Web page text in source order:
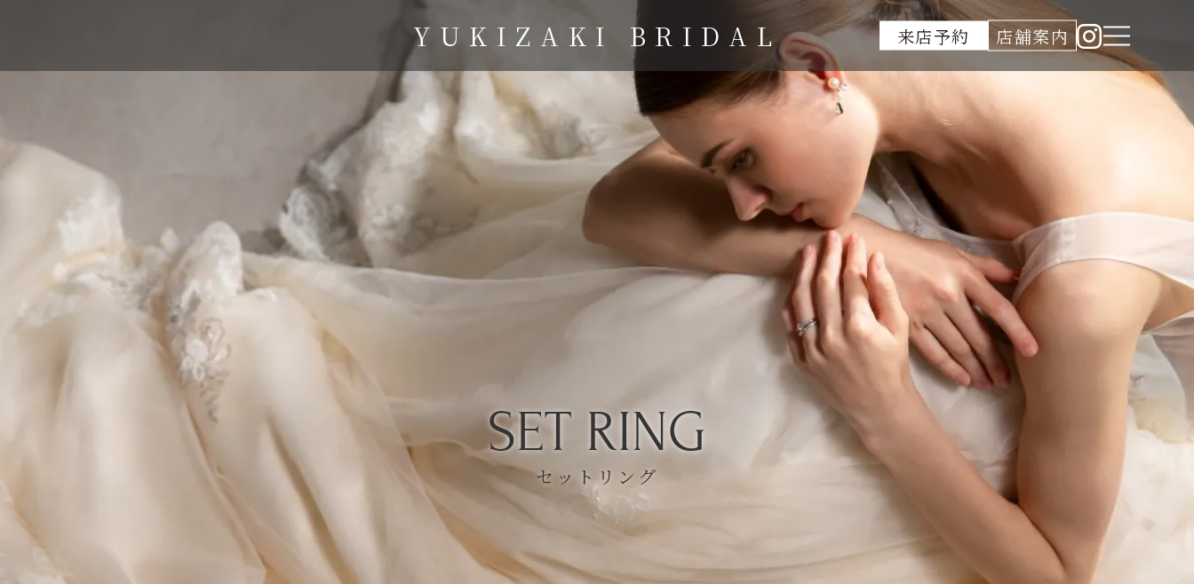
YUKIZAKI BRIDAL 来店予約 店舗案内
SET RING
セットリング